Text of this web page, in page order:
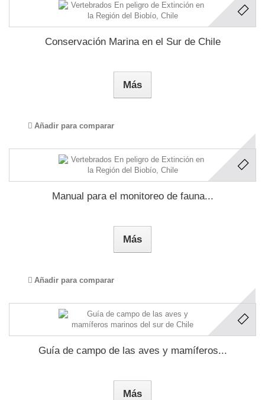
Conservación Marina en el Sur de Chile
Más
Añadir para comparar
Manual para el monitoreo de fauna...
Más
Añadir para comparar
Guía de campo de las aves y mamíferos...
Más